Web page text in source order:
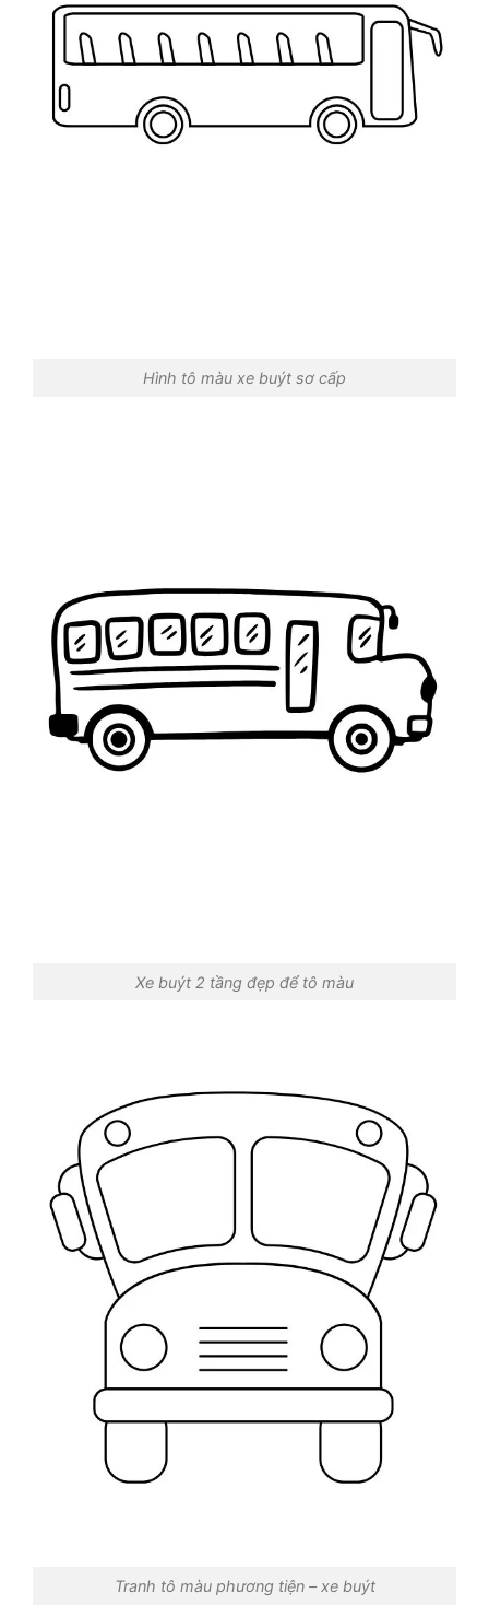
Hình tô màu xe buýt sơ cấp
Xe buýt 2 tầng đẹp để tô màu
Tranh tô màu phương tiện – xe buýt